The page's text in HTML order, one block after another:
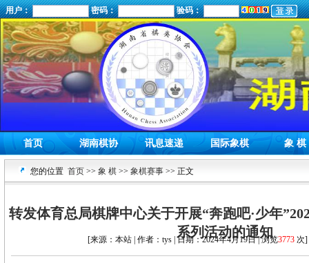
用户： 密码： 验码：
首页 湖南棋协 讯息速递 国际象棋 象 棋
您的位置 首页 >> 象 棋 >> 象棋赛事 >> 正文
转发体育总局棋牌中心关于开展“奔跑吧·少年
系列活动的通知
[来源：本站 | 作者：tys | 日期：2024年4月19日 | 浏览3773次]